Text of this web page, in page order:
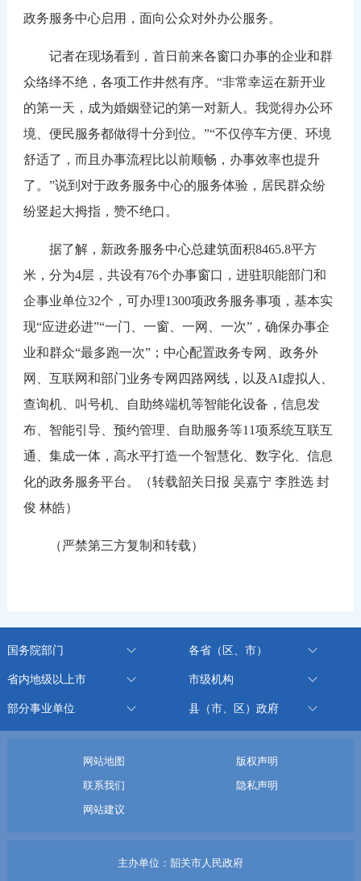
政务服务中心启用，面向公众对外办公服务。
记者在现场看到，首日前来各窗口办事的企业和群
众络绎不绝，各项工作井然有序。“非常幸运在新开业
的第一天，成为婚姻登记的第一对新人。我觉得办公环
境、便民服务都做得十分到位。”“不仅停车方便、环境
舒适了，而且办事流程比以前顺畅，办事效率也提升
了。”说到对于政务服务中心的服务体验，居民群众纷
纷竖起大拇指，赞不绝口。
据了解，新政务服务中心总建筑面积8465.8平方
米，分为4层，共设有76个办事窗口，进驻职能部门和
企事业单位32个，可办理1300项政务服务事项，基本实
现“应进必进”“一门、一窗、一网、一次”，确保办事企
业和群众“最多跑一次”；中心配置政务专网、政务外
网、互联网和部门业务专网四路网线，以及AI虚拟人、
查询机、叫号机、自助终端机等智能化设备，信息发
布、智能引导、预约管理、自助服务等11项系统互联互
通、集成一体，高水平打造一个智慧化、数字化、信息
化的政务服务平台。（转载韶关日报 吴嘉宁 李胜选 封
俊 林皓）
（严禁第三方复制和转载）
国务院部门 各省（区、市）
省内地级以上市 市级机构
部分事业单位 县（市、区）政府
网站地图
版权声明
联系我们
隐私声明
网站建议
主办单位：韶关市人民政府